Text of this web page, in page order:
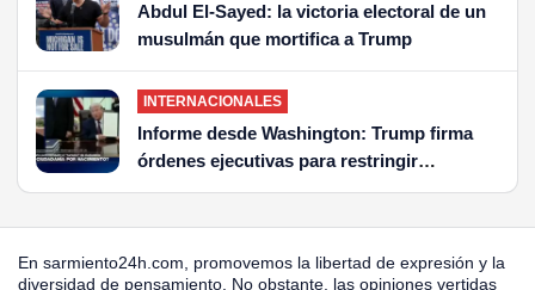
Abdul El-Sayed: la victoria electoral de un
musulmán que mortifica a Trump
INTERNACIONALES
Informe desde Washington: Trump firma
órdenes ejecutivas para restringir
ciudadanía por nacimiento
En sarmiento24h.com, promovemos la libertad de expresión y la
diversidad de pensamiento. No obstante, las opiniones vertidas